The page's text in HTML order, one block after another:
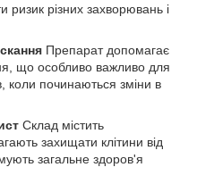
різних захворювань і
Препарат допомагає
що особливо важливо для
коли починаються зміни в
Склад містить
захищати клітини від
загальне здоров'я